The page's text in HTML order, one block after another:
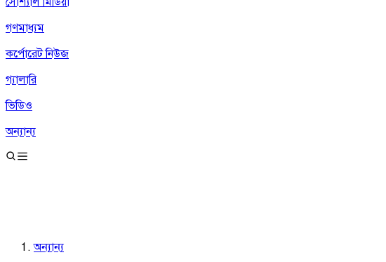
গণমাধ্যম
কর্পোরেট নিউজ
গ্যালারি
ভিডিও
অন্যান্য
অন্যান্য